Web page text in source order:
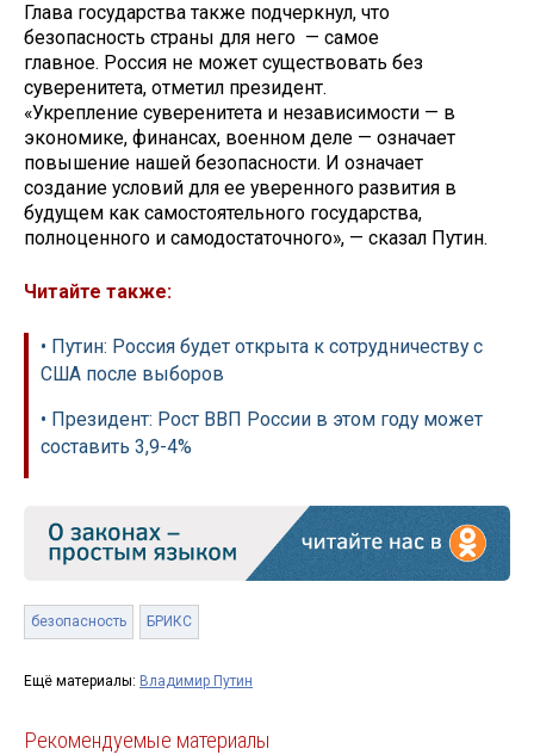
Глава государства также подчеркнул, что
безопасность страны для него — самое
главное. Россия не может существовать без
суверенитета, отметил президент.
«Укрепление суверенитета и независимости — в
экономике, финансах, военном деле — означает
повышение нашей безопасности. И означает
создание условий для ее уверенного развития в
будущем как самостоятельного государства,
полноценного и самодостаточного», — сказал Путин.
Читайте также:
• Путин: Россия будет открыта к сотрудничеству с
США после выборов
• Президент: Рост ВВП России в этом году может
составить 3,9-4%
безопасность БРИКС
Ещё материалы: Владимир Путин
Рекомендуемые материалы